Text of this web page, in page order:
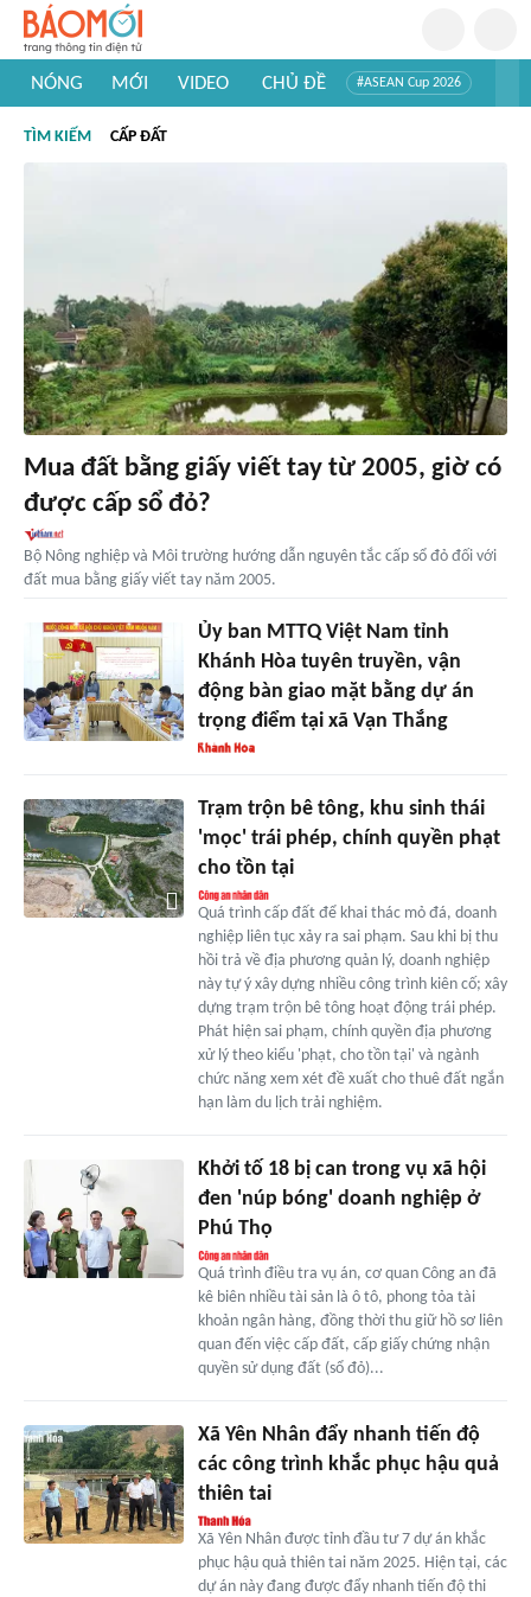
NÓNG MỚI VIDEO CHỦ ĐỀ #ASEAN Cup 2026
#Khám phá thế giới
TÌM KIẾM CẤP ĐẤT
Mua đất bằng giấy viết tay từ 2005, giờ có
được cấp sổ đỏ?
Bộ Nông nghiệp và Môi trường hướng dẫn nguyên tắc cấp sổ đỏ đối với
đất mua bằng giấy viết tay năm 2005.
Ủy ban MTTQ Việt Nam tỉnh
Khánh Hòa tuyên truyền, vận
động bàn giao mặt bằng dự án
trọng điểm tại xã Vạn Thắng
Trạm trộn bê tông, khu sinh thái
'mọc' trái phép, chính quyền phạt
cho tồn tại
Quá trình cấp đất để khai thác mỏ đá, doanh
nghiệp liên tục xảy ra sai phạm. Sau khi bị thu
hồi trả về địa phương quản lý, doanh nghiệp
này tự ý xây dựng nhiều công trình kiên cố; xây
dựng trạm trộn bê tông hoạt động trái phép.
Phát hiện sai phạm, chính quyền địa phương
xử lý theo kiểu 'phạt, cho tồn tại' và ngành
chức năng xem xét đề xuất cho thuê đất ngắn
hạn làm du lịch trải nghiệm.
Khởi tố 18 bị can trong vụ xã hội
đen 'núp bóng' doanh nghiệp ở
Phú Thọ
Quá trình điều tra vụ án, cơ quan Công an đã
kê biên nhiều tài sản là ô tô, phong tỏa tài
khoản ngân hàng, đồng thời thu giữ hồ sơ liên
quan đến việc cấp đất, cấp giấy chứng nhận
quyền sử dụng đất (sổ đỏ)...
Xã Yên Nhân đẩy nhanh tiến độ
các công trình khắc phục hậu quả
thiên tai
Xã Yên Nhân được tỉnh đầu tư 7 dự án khắc
phục hậu quả thiên tai năm 2025. Hiện tại, các
dự án này đang được đẩy nhanh tiến độ thi